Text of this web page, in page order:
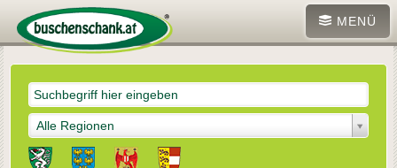
MENÜ
Alle Regionen